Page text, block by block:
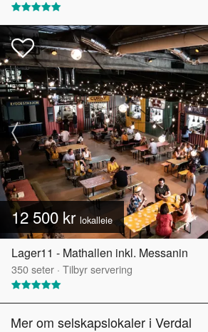
12 500 kr lokalleie
Lager11 - Mathallen inkl. Messanin
350seter · Tilbyr servering
Mer om selskapslokaler i Verdal